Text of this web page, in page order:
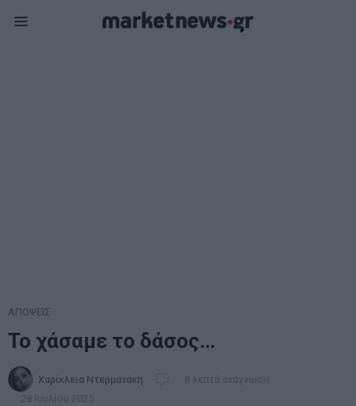
ΑΠΟΨΕΙΣ
Το χάσαμε το δάσος…
Χαρίκλεια Ντερμανάκη
8 λεπτά ανάγνωση
28 Ιουλίου 2025